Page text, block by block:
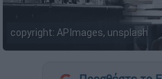
copyright: APImages, unsplash